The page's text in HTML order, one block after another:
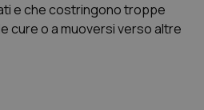
e che costringono troppe
cure o a muoversi verso altre